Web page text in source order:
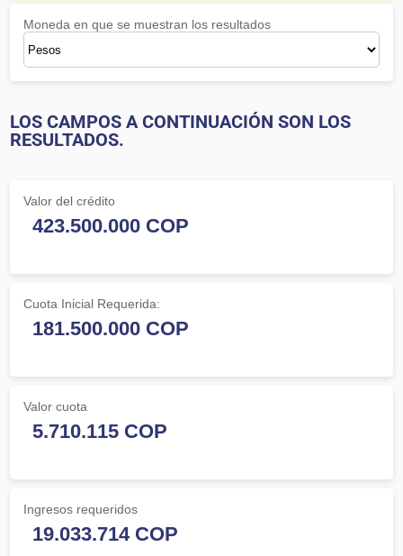
Moneda en que se muestran los resultados
LOS CAMPOS A CONTINUACIÓN SON LOS
RESULTADOS.
Valor del crédito
Cuota Inicial Requerida:
Valor cuota
Ingresos requeridos